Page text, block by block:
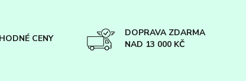
CENY
DOPRAVA ZDARMA
NAD 13 000 KČ